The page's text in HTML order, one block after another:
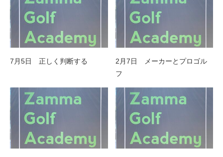
7月5日 正しく判断する
2月7日 メーカーとプロゴル
フ